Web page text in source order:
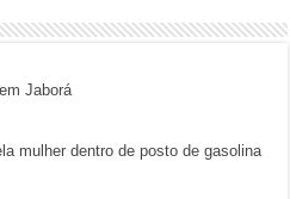
Jaborá
mulher dentro de posto de gasolina